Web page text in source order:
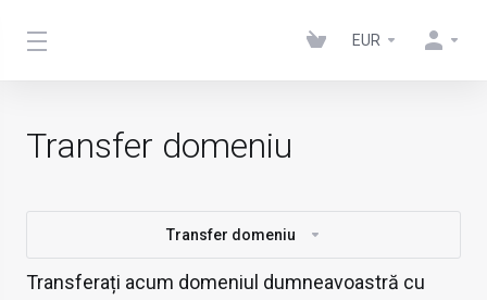
EUR
Transfer domeniu
Transfer domeniu
Transferați acum domeniul dumneavoastră cu